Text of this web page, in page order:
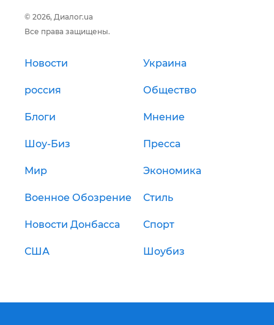
© 2026, Диалог.ua
Все права защищены.
Новости Украина
россия Общество
Блоги Мнение
Шоу-Биз Пресса
Мир Экономика
Военное Обозрение Стиль
Новости Донбасса Спорт
США Шоубиз